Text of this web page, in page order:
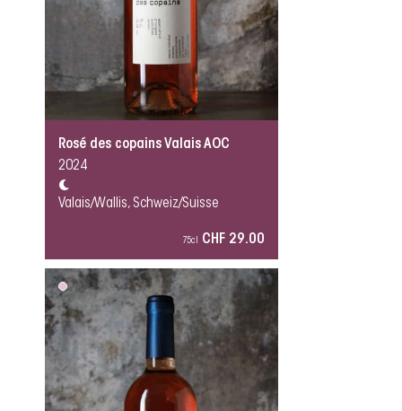
Rosé des copains Valais AOC
2024
Valais/Wallis, Schweiz/Suisse
75cl CHF 29.00